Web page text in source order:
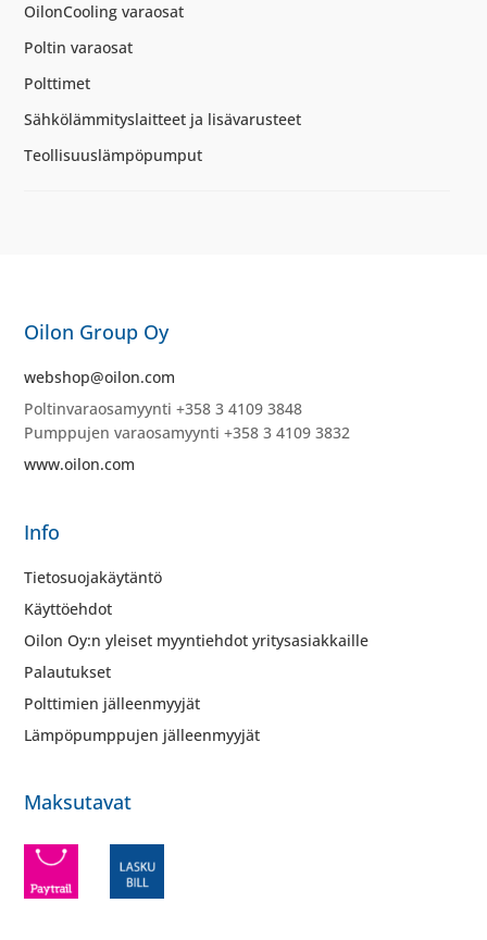
OilonCooling varaosat
Poltin varaosat
Polttimet
Sähkölämmityslaitteet ja lisävarusteet
Teollisuuslämpöpumput
Oilon Group Oy
webshop@oilon.com
Poltinvaraosamyynti +358 3 4109 3848
Pumppujen varaosamyynti +358 3 4109 3832
www.oilon.com
Info
Tietosuojakäytäntö
Käyttöehdot
Oilon Oy:n yleiset myyntiehdot yritysasiakkaille
Palautukset
Polttimien jälleenmyyjät
Lämpöpumppujen jälleenmyyjät
Maksutavat